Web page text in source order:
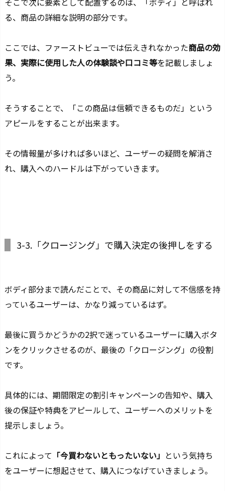
る、商品の詳細な説明の部分です。
ここでは、ファーストビューでは伝えきれなかった商品の効
果、実際に使用した人の体験談や口コミ等を記載しましょ
う。
そうすることで、
「この商品は信頼できるものだ」という
アピールをすることが出来ます。
その情報量が多ければ多いほど、ユーザーの疑問を解消さ
れ、購入へのハードルは下がっていきます。
3-3.「クロージング」で購入決定の後押しをする
ボディ部分まで読んだことで、その商品に対して不信感を持
っているユーザーは、かなり減っているはず。
最後に買うかどうかの2択で迷っているユーザーに購入ボタ
ンをクリックさせるのが、最後の「クロージング」の役割
です。
具体的には、 期間限定の割引キャンペーンの告知や、購入
後の保証や特典をアピールして、ユーザーへのメリットを
提示しましょう。
これによって 「今買わないともったいない」 という気持ち
をユーザーに想起させて、購入につなげていきましょう。